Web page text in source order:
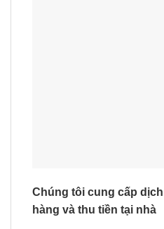
Chúng tôi cung cấp
hàng và thu tiền tại nhà